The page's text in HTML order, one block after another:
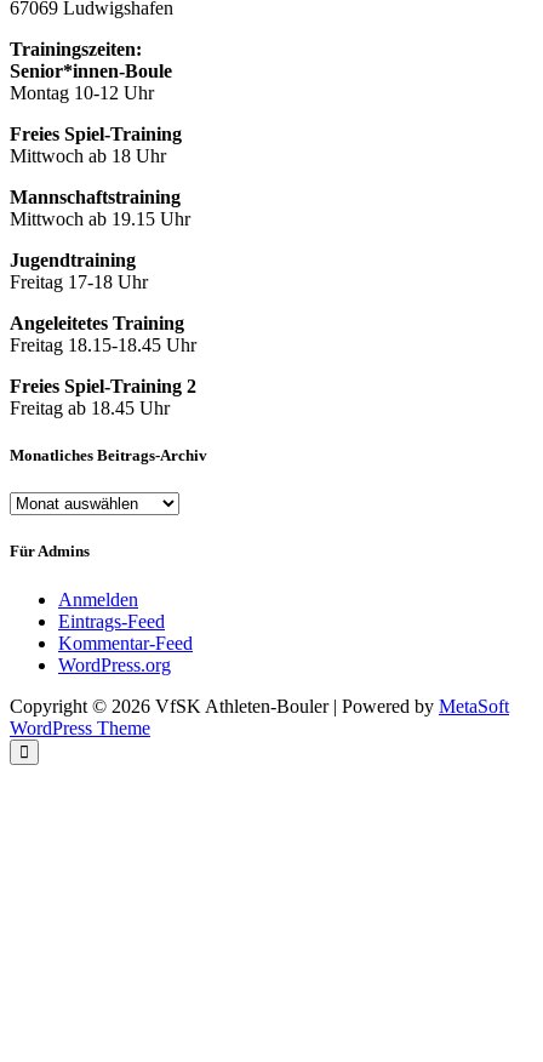
67069 Ludwigshafen
Trainingszeiten:
Senior*innen-Boule
Montag 10-12 Uhr
Freies Spiel-Training
Mittwoch ab 18 Uhr
Mannschaftstraining
Mittwoch ab 19.15 Uhr
Jugendtraining
Freitag 17-18 Uhr
Angeleitetes Training
Freitag 18.15-18.45 Uhr
Freies Spiel-Training 2
Freitag ab 18.45 Uhr
Monatliches Beitrags-Archiv
Monatliches
Archiv
Für Admins
Anmelden
Eintrags-Feed
Kommentar-Feed
WordPress.org
Copyright © 2026 VfSK Athleten-Bouler | Powered by MetaSoft
WordPress Theme